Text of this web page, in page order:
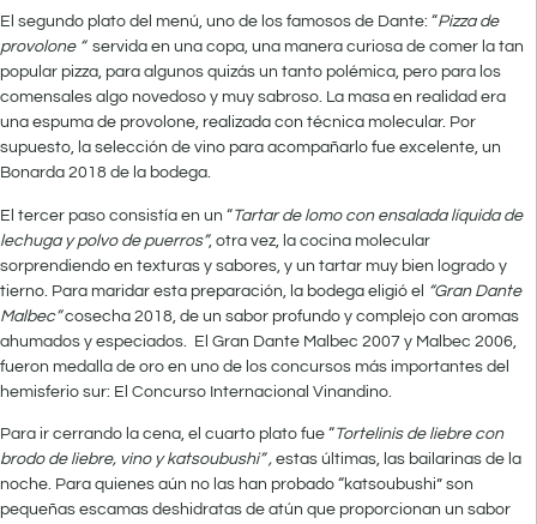
El segundo plato del menú, uno de los famosos de Dante: “Pizza de
provolone “servida en una copa, una manera curiosa de comer la tan
popular pizza, para algunos quizás un tanto polémica, pero para los
comensales algo novedoso y muy sabroso. La masa en realidad era
una espuma de provolone, realizada con técnica molecular. Por
supuesto, la selección de vino para acompañarlo fue excelente, un
Bonarda 2018 de la bodega.
El tercer paso consistía en un “Tartar de lomo con ensalada líquida de
lechuga y polvo de puerros”, otra vez, la cocina molecular
sorprendiendo en texturas y sabores, y un tartar muy bien logrado y
tierno. Para maridar esta preparación, la bodega eligió el “Gran Dante
Malbec”cosecha 2018, de un sabor profundo y complejo con aromas
ahumados y especiados. El Gran Dante Malbec 2007 y Malbec 2006,
fueron medalla de oro en uno de los concursos más importantes del
hemisferio sur: El Concurso Internacional Vinandino.
Para ir cerrando la cena, el cuarto plato fue “Tortelinis de liebre con
brodo de liebre, vino y katsoubushi” , estas últimas, las bailarinas de la
noche. Para quienes aún no las han probado “katsoubushi” son
pequeñas escamas deshidratas de atún que proporcionan un sabor